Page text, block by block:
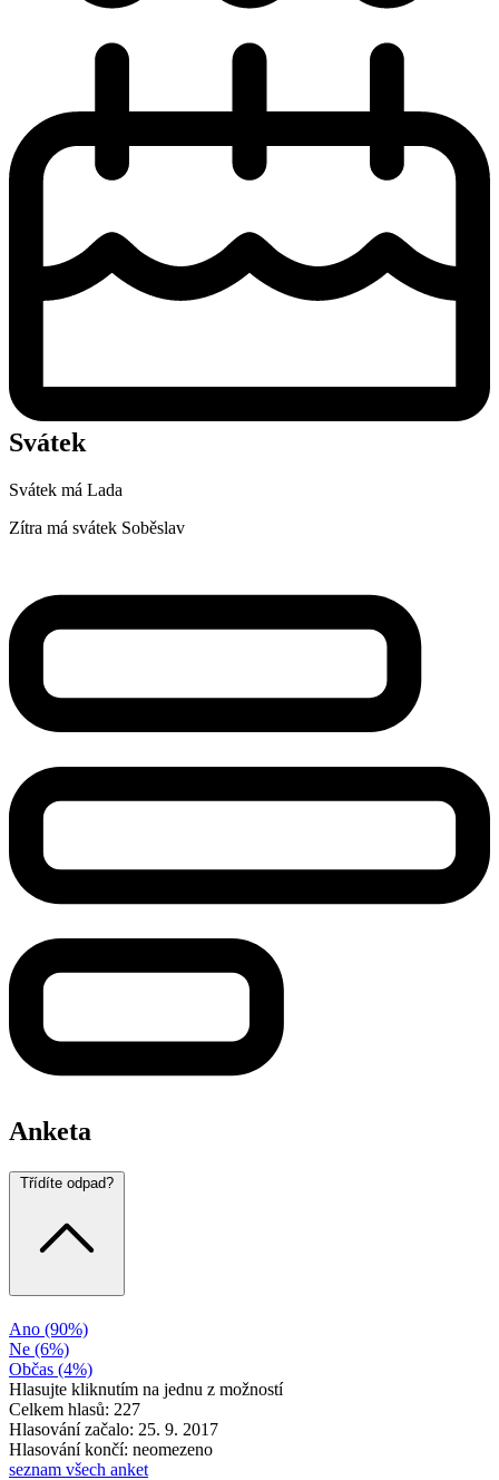
Svátek
Svátek má Lada
Zítra má svátek Soběslav
Anketa
Třídíte odpad?
Ano (90%)
Ne (6%)
Občas (4%)
Hlasujte kliknutím na jednu z možností
Celkem hlasů: 227
Hlasování začalo: 25. 9. 2017
Hlasování končí: neomezeno
seznam všech anket